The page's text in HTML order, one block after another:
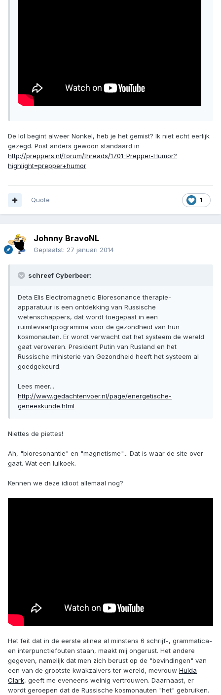
De lol begint alweer Nonkel, heb je het gemist? Ik niet echt eerlijk
gezegd. Post anders gewoon standaard in
http://preppers.nl/forum/threads/1701-Prepper-Humor?
highlight=prepper+humor
1
Quote
Johnny BravoNL
Geplaatst: 27 januari 2014
schreef Cyberbeer:
Deta Elis Electromagnetic Bioresonance therapie-
apparatuur is een ontdekking van Russische
wetenschappers, dat wordt toegepast in een
ruimtevaartprogramma voor de gezondheid van hun
kosmonauten. Er wordt verwacht dat het systeem de wereld
gaat veroveren. President Putin van Rusland en het
Russische ministerie van Gezondheid heeft het systeem al
goedgekeurd.
Lees meer...
http://www.gedachtenvoer.nl/page/energetische-
geneeskunde.html
Niettes de piettes!
Ah, "bioresonantie" en "magnetisme"... Dat is waar de site over
gaat. Wat een lulkoek.
Kennen we deze idioot allemaal nog?
Het feit dat in de eerste alinea al minstens 6 schrijf-, grammatica-
en interpunctiefouten staan, maakt mij ongerust. Het andere
gegeven, namelijk dat men zich berust op de "bevindingen" van
een van de grootste kwakzalvers ter wereld, mevrouw Hulda
Clark, geeft me eveneens weinig vertrouwen. Daarnaast, er
wordt geroepen dat de Russische kosmonauten "het" gebruiken.